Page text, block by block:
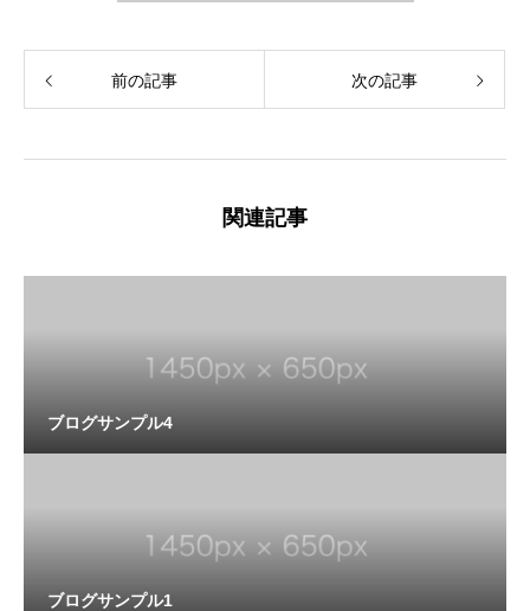
前の記事 次の記事
関連記事
ブログサンプル4
ブログサンプル1